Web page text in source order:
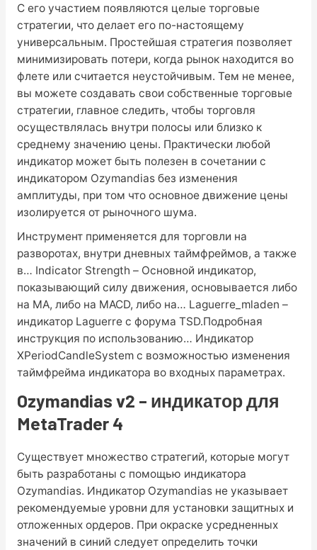
С его участием появляются целые торговые
стратегии, что делает его по-настоящему
универсальным. Простейшая стратегия позволяет
минимизировать потери, когда рынок находится во
флете или считается неустойчивым. Тем не менее,
вы можете создавать свои собственные торговые
стратегии, главное следить, чтобы торговля
осуществлялась внутри полосы или близко к
среднему значению цены. Практически любой
индикатор может быть полезен в сочетании с
индикатором Ozymandias без изменения
амплитуды, при том что основное движение цены
изолируется от рыночного шума.
Инструмент применяется для торговли на
разворотах, внутри дневных таймфреймов, а также
в… Indicator Strength – Основной индикатор,
показывающий силу движения, основывается либо
на МА, либо на MACD, либо на… Laguerre_mladen –
индикатор Laguerre с форума TSD.Подробная
инструкция по использованию… Индикатор
XPeriodCandleSystem с возможностью изменения
таймфрейма индикатора во входных параметрах.
Ozymandias v2 – индикатор для
MetaTrader 4
Существует множество стратегий, которые могут
быть разработаны с помощью индикатора
Ozymandias. Индикатор Ozymandias не указывает
рекомендуемые уровни для установки защитных и
отложенных ордеров. При окраске усредненных
значений в синий следует определить точки